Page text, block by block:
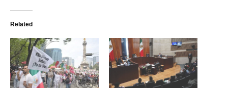
Twitter
abre
una
ventana
nueva)
una
ventana
nueva)
una
ventana
nueva)
una
ventana
nueva)
Related